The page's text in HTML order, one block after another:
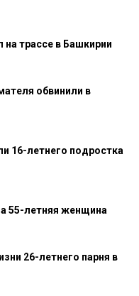
на трассе в Башкирии
обвинили в
16-летнего подростка
55-летняя женщина
26-летнего парня в